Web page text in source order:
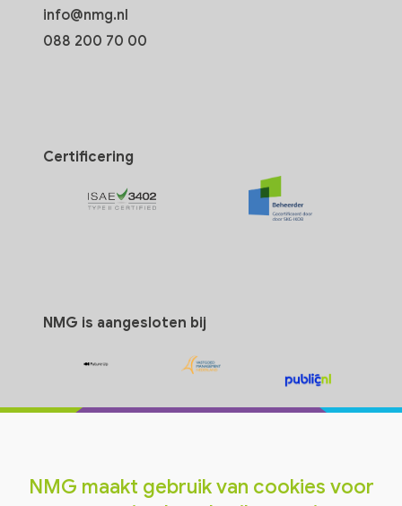
info@nmg.nl
088 200 70 00
Certificering
NMG is aangesloten bij
NMG maakt gebruik van cookies voor